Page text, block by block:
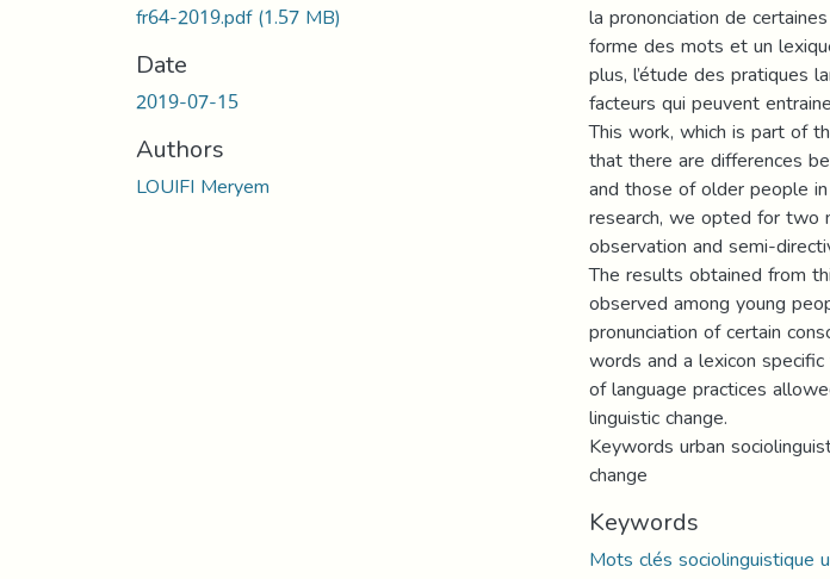
fr64-2019.pdf(1.57 MB)
Date
2019-07-15
Authors
LOUIFI Meryem
la prononciation de
forme des mots et un
plus, l’étude des pratiques
facteurs qui peuvent
This work, which is part of
that there are differences
and those of older people
research, we opted for two
observation and semi-
The results obtained from
observed among young
pronunciation of certain
words and a lexicon
of language practices
linguistic change.
Keywords urban
change
Keywords
Mots clés sociolinguistique